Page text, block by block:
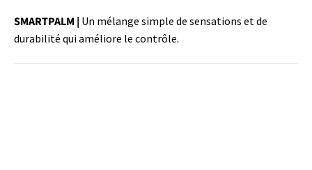
SMARTPALM | Un mélange simple de sensations et de
durabilité qui améliore le contrôle.